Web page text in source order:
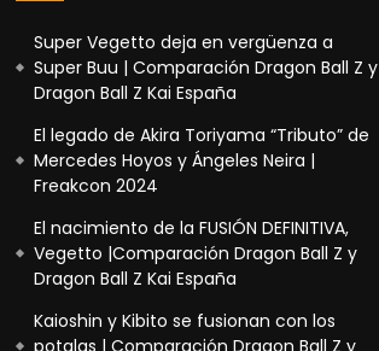
Super Vegetto deja en vergüenza a
Super Buu | Comparación Dragon Ball Z y
Dragon Ball Z Kai España
El legado de Akira Toriyama “Tributo” de
Mercedes Hoyos y Ángeles Neira |
Freakcon 2024
El nacimiento de la FUSIÓN DEFINITIVA,
Vegetto |Comparación Dragon Ball Z y
Dragon Ball Z Kai España
Kaioshin y Kibito se fusionan con los